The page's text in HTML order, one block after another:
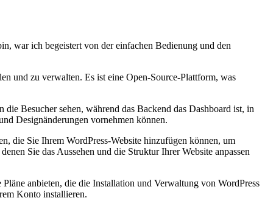
⁣war ich begeistert von der einfachen Bedienung und den
und zu verwalten. Es ist eine Open-Source-Plattform, was
⁣Besucher sehen, während das Backend das Dashboard ist, ⁣in
Designänderungen vornehmen können.
die Sie Ihrem WordPress-Website⁣ hinzufügen können, um
Sie das Aussehen ⁤und die Struktur Ihrer Website anpassen
anbieten, die die Installation und Verwaltung von WordPress
Konto installieren.